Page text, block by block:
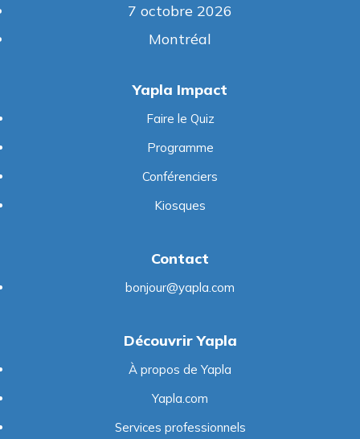
7 octobre 2026
Montréal
Yapla Impact
Faire le Quiz
Programme
Conférenciers
Kiosques
Contact
bonjour@yapla.com
Découvrir Yapla
À propos de Yapla
Yapla.com
Services professionnels